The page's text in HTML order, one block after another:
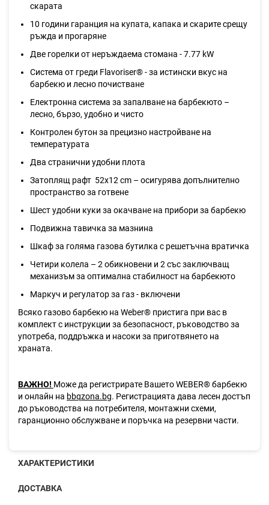
скарата
10 години гаранция на купата, капака и скарите срещу
ръжда и прогаряне
Две горелки от неръждаема стомана - 7.77 kW
Система от греди Flavoriser® - за истински вкус на
барбекю и лесно почистване
Електронна система за запалване на барбекюто –
лесно, бързо, удобно и чисто
Контролен бутон за прецизно настройване на
температурата
Два странични удобни плота
Затоплящ рафт 52x12 cm – осигурява допълнително
пространство за готвене
Шест удобни куки за окачване на прибори за барбекю
Подвижна тавичка за мазнина
Шкаф за голяма газова бутилка с решетъчна вратичка
Четири колела – 2 обикновени и 2 със заключващ
механизъм за оптимална стабилност на барбекюто
Маркуч и регулатор за газ - включени
Всяко газово барбекю на Weber® пристига при вас в
комплект с инструкции за безопасност, ръководство за
употреба, поддръжка и насоки за приготвянето на
храната.
ВАЖНО! Може да регистрирате Вашето WEBER® барбекю
и онлайн на bbqzona.bg. Регистрацията дава лесен достъп
до ръководства на потребителя, монтажни схеми,
гаранционно обслужване и поръчка на резервни части.
ХАРАКТЕРИСТИКИ
ДОСТАВКА